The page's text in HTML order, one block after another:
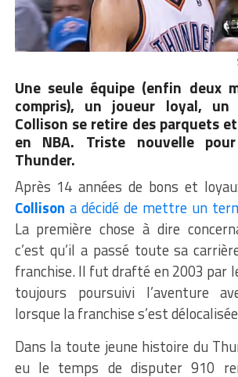
Une seule équipe (enfin deux
compris), un joueur loyal,
Collison se retire des parquets
en NBA. Triste nouvelle
Thunder.
Après 14 années de bons et
Collison a décidé de mettre un
La première chose à dire
c’est qu’il a passé toute sa
franchise. Il fut drafté en 2003 par
toujours poursuivi l’aventure
lorsque la franchise s’est
Dans la toute jeune histoire du
eu le temps de disputer 910